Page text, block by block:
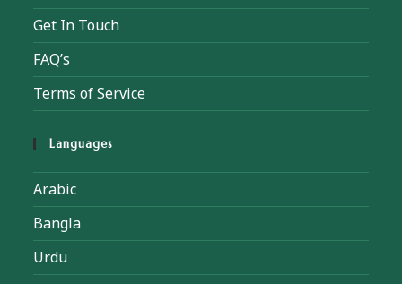
Get In Touch
FAQ’s
Terms of Service
Languages
Arabic
Bangla
Urdu